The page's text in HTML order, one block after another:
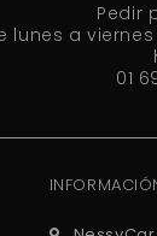
Pedir
lunes a viernes
01